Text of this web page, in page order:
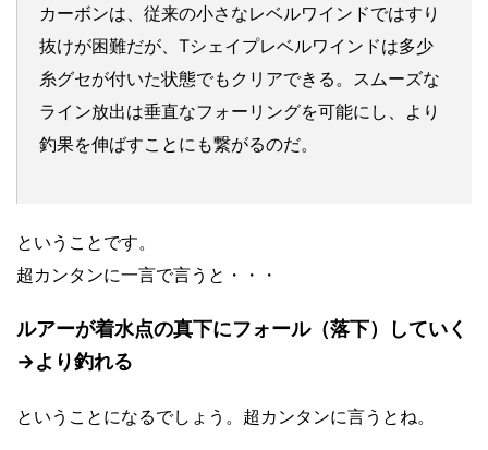
カーボンは、従来の小さなレベルワインドではすり
抜けが困難だが、Tシェイプレベルワインドは多少
糸グセが付いた状態でもクリアできる。スムーズな
ライン放出は垂直なフォーリングを可能にし、より
釣果を伸ばすことにも繋がるのだ。
ということです。
超カンタンに一言で言うと・・・
ルアーが着水点の真下にフォール（落下）していく
→より釣れる
ということになるでしょう。超カンタンに言うとね。